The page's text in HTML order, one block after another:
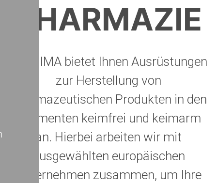
PHARMAZIE
TEXTIMA bietet Ihnen Ausrüstungen
zur Herstellung von
pharmazeutischen Produkten in den
Segmenten keimfrei und keimarm
an. Hierbei arbeiten wir mit
ausgewählten europäischen
Unternehmen zusammen, um Ihre